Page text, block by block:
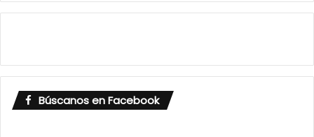
Búscanos en Facebook